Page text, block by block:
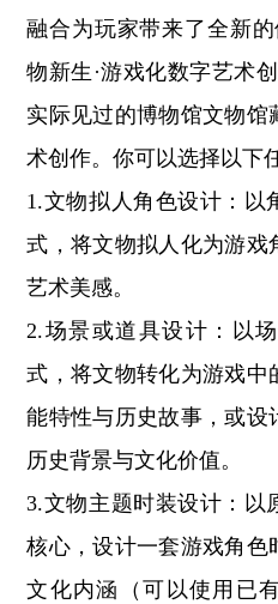
融合为玩家带来了全新
物新生·游戏化数字艺术
实际见过的博物馆文物
术创作。你可以选择以下
1.文物拟人角色设计：以
式，将文物拟人化为游
艺术美感。
2.场景或道具设计：以
式，将文物转化为游戏中
能特性与历史故事，或
历史背景与文化价值。
3.文物主题时装设计：以
核心，设计一套游戏角
文化内涵（可以使用已